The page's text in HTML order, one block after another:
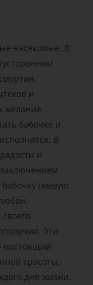
насекомые. В
и
желание
бабочке и
В
и
(живую
Эти
настоящий
красоты,
дня жизни.